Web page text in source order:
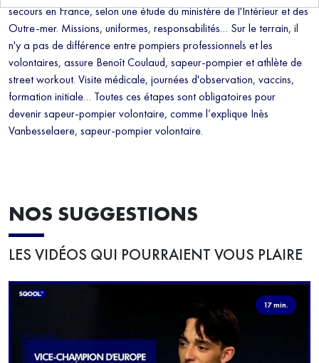
secours en France, selon une étude du ministère de l'Intérieur et des
Outre-mer. Missions, uniformes, responsabilités… Sur le terrain, il
n'y a pas de différence entre pompiers professionnels et les
volontaires, assure Benoît Coulaud, sapeur-pompier et athlète de
street workout. Visite médicale, journées d'observation, vaccins,
formation initiale… Toutes ces étapes sont obligatoires pour
devenir sapeur-pompier volontaire, comme l’explique Inès
Vanbesselaere, sapeur-pompier volontaire.
NOS SUGGESTIONS
LES VIDÉOS QUI POURRAIENT VOUS PLAIRE
17 min.